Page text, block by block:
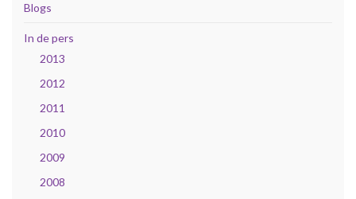
Blogs
In de pers
2013
2012
2011
2010
2009
2008